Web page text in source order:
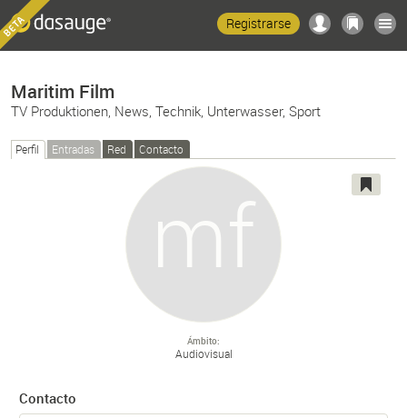
Registrarse
Maritim Film
TV Produktionen, News, Technik, Unterwasser, Sport
Perfil Entradas Red Contacto
Ámbito
Audiovisual
Contacto